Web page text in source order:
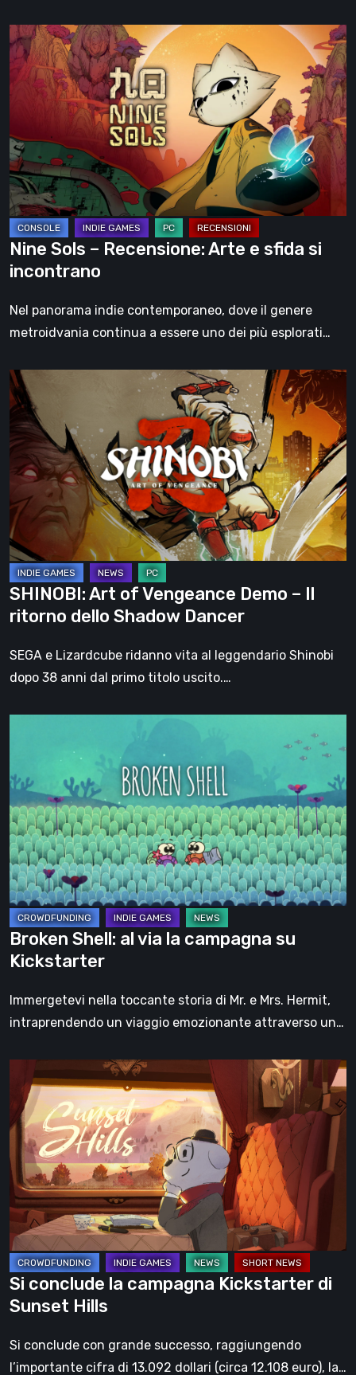
Nine
Sols
Recensione:
e
sfida
si
incontrano
Nine Sols – Recensione: Arte e sfida si
incontrano
Nel panorama indie contemporaneo, dove il genere
metroidvania continua a essere uno dei più esplorati…
SHINOBI:
Art
of
Vengeance
Demo
Il
ritorno
dello
Shadow
Dancer
SHINOBI: Art of Vengeance Demo – Il
ritorno dello Shadow Dancer
SEGA e Lizardcube ridanno vita al leggendario Shinobi
dopo 38 anni dal primo titolo uscito.…
via
la
campagna
su
Kickstarter
Broken Shell: al via la campagna su
Kickstarter
Immergetevi nella toccante storia di Mr. e Mrs. Hermit,
intraprendendo un viaggio emozionante attraverso un…
conclude
la
campagna
Kickstarter
di
Sunset
Hills
Si conclude la campagna Kickstarter di
Sunset Hills
Si conclude con grande successo, raggiungendo
l’importante cifra di 13.092 dollari (circa 12.108 euro), la…